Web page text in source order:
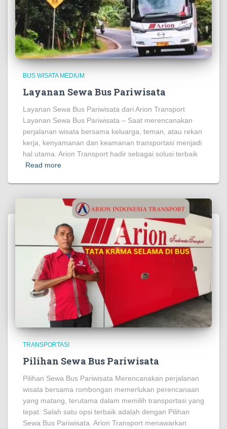
BUS WISATA MEDIUM
Layanan Sewa Bus Pariwisata
Layanan Sewa Bus Pariwisata dari Arion Transport
Layanan Sewa Bus Pariwisata – Saat merencanakan
perjalanan wisata bersama keluarga, teman, atau rekan
kerja, kenyamanan dan keamanan transportasi menjadi
hal utama. Arion Transport hadir sebagai solusi terbaik
Read more
TRANSPORTASI
Pilihan Sewa Bus Pariwisata
Pilihan Sewa Bus Pariwisata Merencanakan perjalanan
wisata bersama rombongan memerlukan perencanaan
yang matang, terutama dalam memilih transportasi yang
tepat. Salah satu opsi terbaik adalah dengan Pilihan
Sewa Bus Pariwisata. Arion Transport menawarkan